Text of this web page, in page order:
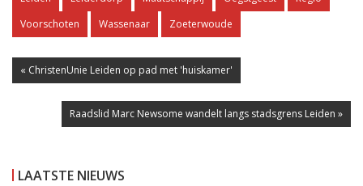
Voorschoten
Wassenaar Zoeterwoude
« ChristenUnie Leiden op pad met 'huiskamer'
Raadslid Marc Newsome wandelt langs stadsgrens Leiden »
LAATSTE NIEUWS